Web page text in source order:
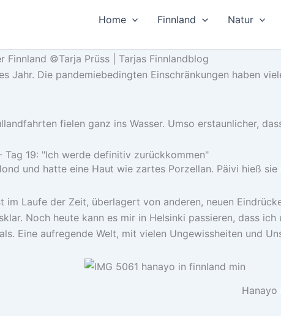
Home Finnland Natur
Jahr. Die pandemiebedingten Einschränkungen haben
fielen ganz ins Wasser. Umso erstaunlicher,
Tag 19: "Ich werde definitiv zurückkommen"
und hatte eine Haut wie zartes Porzellan. Päivi hieß
im Laufe der Zeit, überlagert von anderen, neuen
Noch heute kann es mir in Helsinki passieren, dass
Eine aufregende Welt, mit vielen Ungewissheiten und
Hanayo